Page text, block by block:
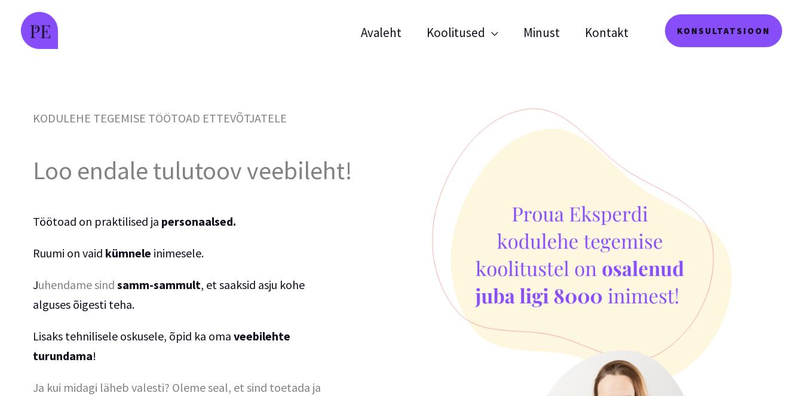
Avaleht Koolitused Minust Kontakt KONSULTATSIOON
KODULEHE TEGEMISE TÖÖTOAD ETTEVÕTJATELE
Loo endale tulutoov veebileht!
Töötoad on praktilised ja personaalsed.
Ruumi on vaid kümnele inimesele.
Juhendame sind samm-sammult, et saaksid asju kohe
alguses õigesti teha.
Lisaks tehnilisele oskusele, õpid ka oma veebilehte
turundama!
Ja kui midagi läheb valesti? Oleme seal, et sind toetada ja